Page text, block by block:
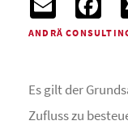
ANDRÄ
Es gilt der
Zufluss zu